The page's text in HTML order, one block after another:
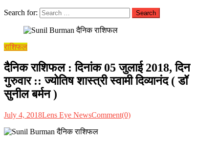
Search for:
राशिफल
दैनिक राशिफल : दिनांक 05 जुलाई 2018, दिन
गुरुवार :: ज्योतिष शास्त्री स्वामी दिव्यानंद ( डॉ
सुनील बर्मन )
July 4, 2018Lens Eye NewsComment(0)